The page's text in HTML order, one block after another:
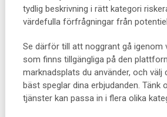
tydlig beskrivning i rätt kategori
värdefulla förfrågningar från
Se därför till att noggrant gå igenom
som finns tillgängliga på den
marknadsplats du använder, och välj
bäst speglar dina erbjudanden. Tänk
tjänster kan passa in i flera olika